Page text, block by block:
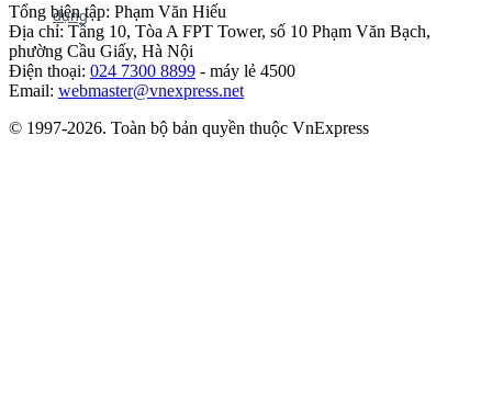
Tổng biên tập: Phạm Văn Hiếu
Địa chỉ: Tầng 10, Tòa A FPT Tower, số 10 Phạm Văn Bạch,
phường Cầu Giấy, Hà Nội
Điện thoại: 024 7300 8899 - máy lẻ 4500
Email: webmaster@vnexpress.net
© 1997-2026. Toàn bộ bản quyền thuộc VnExpress